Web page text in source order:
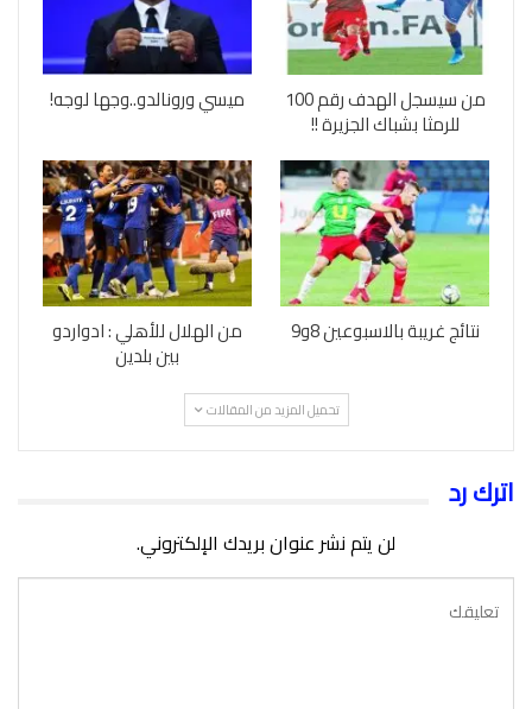
من سيسجل الهدف رقم 100
للرمثا بشباك الجزيرة !!
ميسي ورونالدو..وجها لوجه!
نتائج غريبة بالاسبوعين 8و9 من الهلال للأهلي : ادواردو
بين بلدين
تحميل المزيد من المقالات
اترك رد
لن يتم نشر عنوان بريدك الإلكتروني.